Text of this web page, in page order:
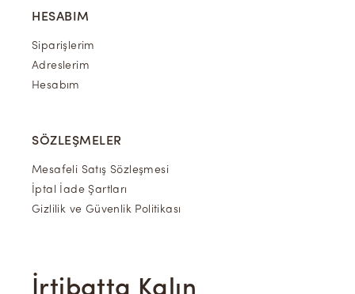
HESABIM
Siparişlerim
Adreslerim
Hesabım
SÖZLEŞMELER
Mesafeli Satış Sözleşmesi
İptal İade Şartları
Gizlilik ve Güvenlik Politikası